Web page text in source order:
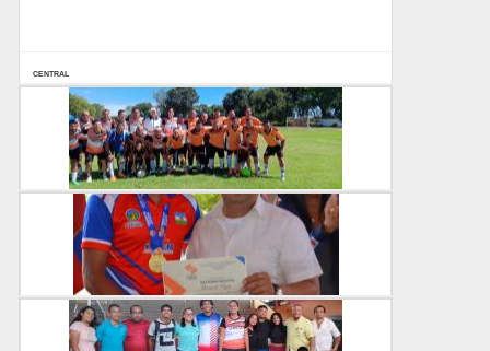
CENTRAL
24-03-2025
Campeones unellista realizaron reencuentro futbol...
CENTRAL
Entrega de reconocimientos para atletas unellista...
CENTRAL